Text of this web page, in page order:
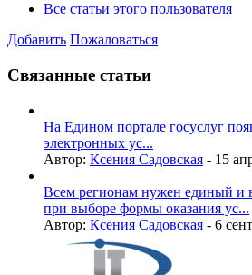
Все статьи этого пользователя
Добавить Пожаловаться
Связанные статьи
На Едином портале госуслуг
электронных ус...
Автор: Ксения Садовская - 15
Всем регионам нужен единый и
при выборе формы оказания ус...
Автор: Ксения Садовская - 6